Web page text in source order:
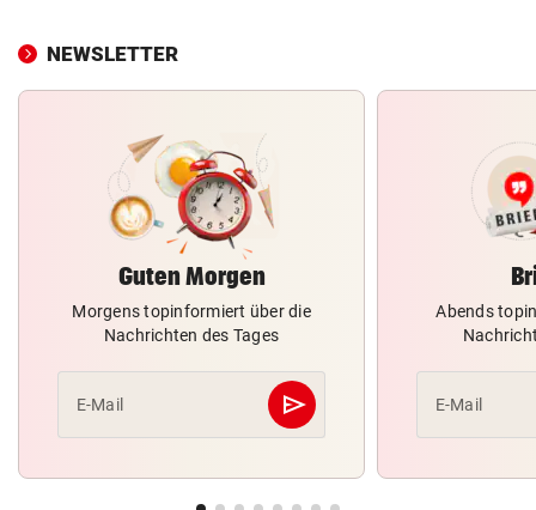
NEWSLETTER
Guten Morgen
Morgens topinformiert über die
Nachrichten des Tages
E-Mail send
Abschicken
Abends
E-Mail